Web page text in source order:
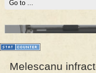
Melescanu